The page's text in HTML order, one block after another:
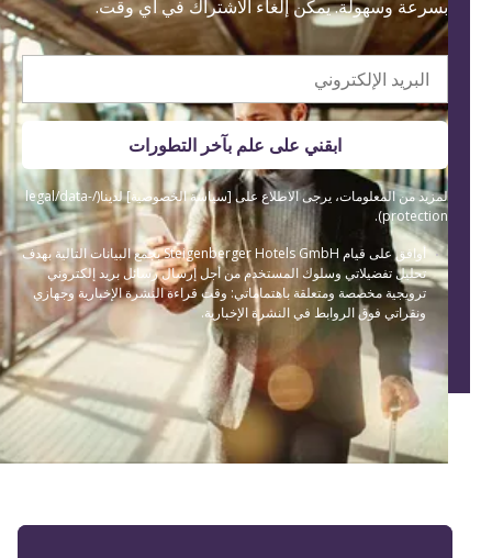
بسرعة وسهولة. يمكن إلغاء الاشتراك في أي وقت.
البريد الإلكتروني
ابقني على علم بآخر التطورات
لمزيد من المعلومات، يرجى الاطلاع على [سياسة الخصوصية] لدينا(/legal/data-
protection).
أوافق على قيام Steigenberger Hotels GmbH بجمع البيانات التالية بهدف
تحليل تفضيلاتي وسلوك المستخدم من أجل إرسال رسائل بريد إلكتروني
ترويجية مخصصة ومتعلقة باهتماماتي: وقت قراءة النشرة الإخبارية وجهازي
ونقراتي فوق الروابط في النشرة الإخبارية.